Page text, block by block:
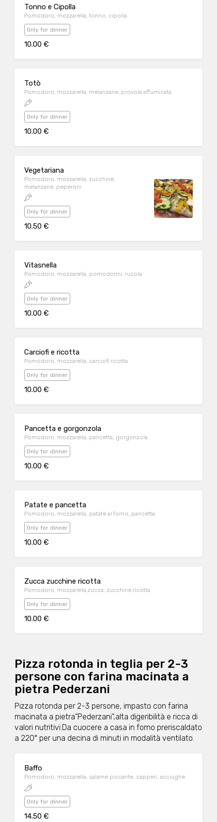
Tonno e Cipolla
Pomodoro, mozzarella, tonno, cipolla
Only for dinner
10.00 €
Totò
Pomodoro, mozzarella, melanzane, provola affumicata
Only for dinner
10.00 €
Vegetariana
Pomodoro, mozzarella, zucchine,
melanzane, peperoni
Only for dinner
10.50 €
Vitasnella
Pomodoro, mozzarella, pomodorini, rucola
Only for dinner
10.00 €
Carciofi e ricotta
Pomodoro, mozzarella, carciofi ricotta
Only for dinner
10.00 €
Pancetta e gorgonzola
Pomodoro, mozzarella, pancetta, gorgonzola
Only for dinner
10.00 €
Patate e pancetta
Pomodoro, mozzarella, patate al forno, pancetta.
Only for dinner
10.00 €
Zucca zucchine ricotta
Pomodoro, mozzarella,zucca, zucchine,ricotta
Only for dinner
10.00 €
Pizza rotonda in teglia per 2-3
persone con farina macinata a
pietra Pederzani
Pizza rotonda per 2-3 persone, impasto con farina
macinata a pietra"Pederzani",alta digeribilità e ricca di
valori nutritivi.Da cuocere a casa in forno preriscaldato
a 220° per una decina di minuti in modalità ventilato.
Baffo
Pomodoro, mozzarella, salame piccante, capperi, acciughe.
Only for dinner
14.50 €